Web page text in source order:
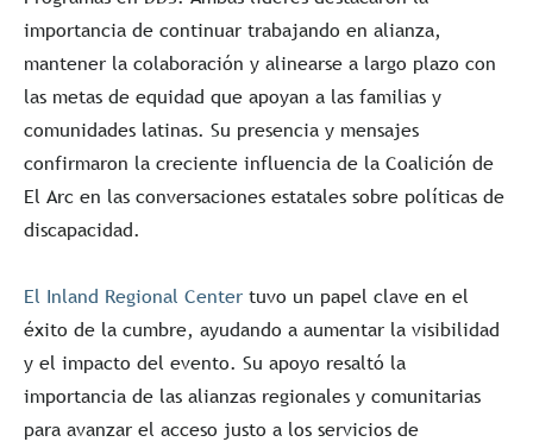
importancia de continuar trabajando en alianza,
mantener la colaboración y alinearse a largo plazo con
las metas de equidad que apoyan a las familias y
comunidades latinas. Su presencia y mensajes
confirmaron la creciente influencia de la Coalición de
El Arc en las conversaciones estatales sobre políticas de
discapacidad.
El Inland Regional Center tuvo un papel clave en el
éxito de la cumbre, ayudando a aumentar la visibilidad
y el impacto del evento. Su apoyo resaltó la
importancia de las alianzas regionales y comunitarias
para avanzar el acceso justo a los servicios de